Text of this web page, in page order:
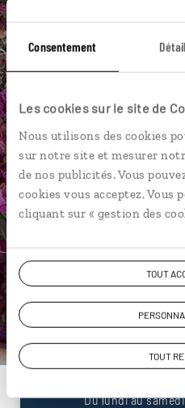
Consentement
Les cookies sur le site de
Nous utilisons des cookies
sur notre site et mesurer
de nos publicités. Vous
cookies vous acceptez. Vous
cliquant sur « gestion des
TOUT
TOUT
Ils sauront organiser
connectés en agence,
téléphone.
Vous gardez le
pendant et après
Construisez votre
01 86
Du lundi au